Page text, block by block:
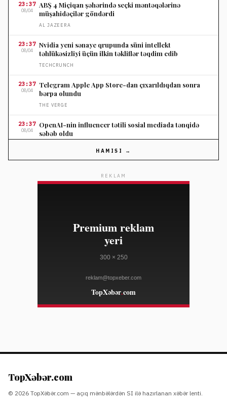
23:37
08/04
ABŞ 4 Miçiqan şəhərində seçki məntəqələrinə
müşahidəçilər göndərdi
AL JAZEERA
23:37
08/04
Nvidia yeni sənaye qrupunda süni intellekt
təhlükəsizliyi üçün ilkin təkliflər təqdim edib
TECHCRUNCH
23:37
08/04
Telegram Apple App Store-dan çıxarıldıqdan sonra
bərpa olundu
THE VERGE
23:37
08/04
OpenAI-nin influencer tətili sosial mediada tənqidə
səbəb oldu
ELLE
Marko Rubio Hörmüz Boğazında Gömrük Sazişi üzrə
irəliləyişdən xəbər verib
mürəkkəb edə bilər
WWD
HAMISI →
REKLAM
TopXəbər.com
© 2026 TopXəbər.com — açıq mənbələrdən SI ilə hazırlanan xəbər lenti.